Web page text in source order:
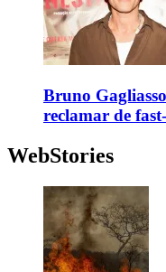
Bruno
reclamar de
WebStories